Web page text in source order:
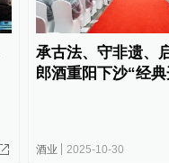
承古法、守非遗、
郎酒重阳下沙“经典
酒业 2025-10-30